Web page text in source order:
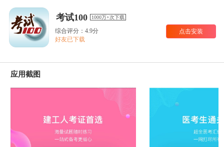
考试100 1000万+次下载
综合评分：4.9分
好友已下载
点击安装
应用截图